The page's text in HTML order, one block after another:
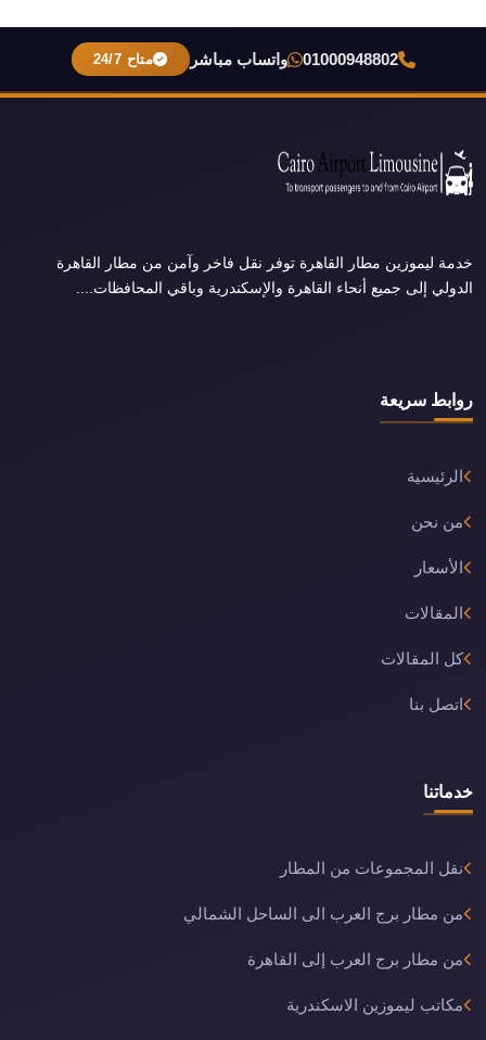
01000948802 واتساب مباشر متاح 24/7
خدمة ليموزين مطار القاهرة توفر نقل فاخر وآمن من مطار القاهرة
الدولي إلى جميع أنحاء القاهرة والإسكندرية وباقي المحافظات....
روابط سريعة
الرئيسية
من نحن
الأسعار
المقالات
كل المقالات
اتصل بنا
خدماتنا
نقل المجموعات من المطار
من مطار برج العرب الى الساحل الشمالي
من مطار برج العرب إلى القاهرة
مكاتب ليموزين الاسكندرية